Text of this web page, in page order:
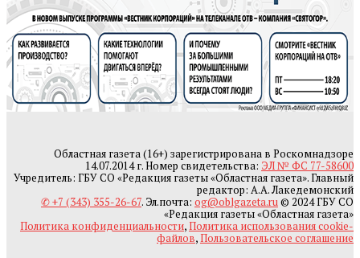
Областная газета (16+) зарегистрирована в Роскомнадзоре
14.07.2014 г. Номер свидетельства: ЭЛ № ФС 77-58600
Учредитель: ГБУ СО «Редакция газеты «Областная газета». Главный
редактор: А.А. Лакедемонский
✆ +7 (343) 355-26-67. Эл.почта: og@oblgazeta.ru© 2024 ГБУ СО
«Редакция газеты «Областная газета»
Политика конфиденциальности,Политика использования cookie-
файлов,Пользовательское соглашение